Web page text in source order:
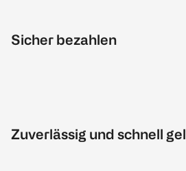
Sicher bezahlen
Zuverlässig und schnell